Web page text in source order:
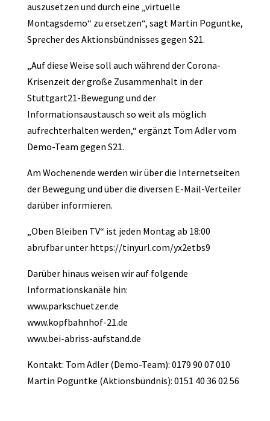
auszusetzen und durch eine „virtuelle
Montagsdemo“ zu ersetzen“, sagt Martin Poguntke,
Sprecher des Aktionsbündnisses gegen S21.
„Auf diese Weise soll auch während der Corona-
Krisenzeit der große Zusammenhalt in der
Stuttgart21-Bewegung und der
Informationsaustausch so weit als möglich
aufrechterhalten werden,“ ergänzt Tom Adler vom
Demo-Team gegen S21.
Am Wochenende werden wir über die Internetseiten
der Bewegung und über die diversen E-Mail-Verteiler
darüber informieren.
„Oben Bleiben TV“ ist jeden Montag ab 18:00
abrufbar unter https://tinyurl.com/yx2etbs9
Darüber hinaus weisen wir auf folgende
Informationskanäle hin:
www.parkschuetzer.de
www.kopfbahnhof-21.de
www.bei-abriss-aufstand.de
Kontakt: Tom Adler (Demo-Team): 0179 90 07 010
Martin Poguntke (Aktionsbündnis): 0151 40 36 02 56